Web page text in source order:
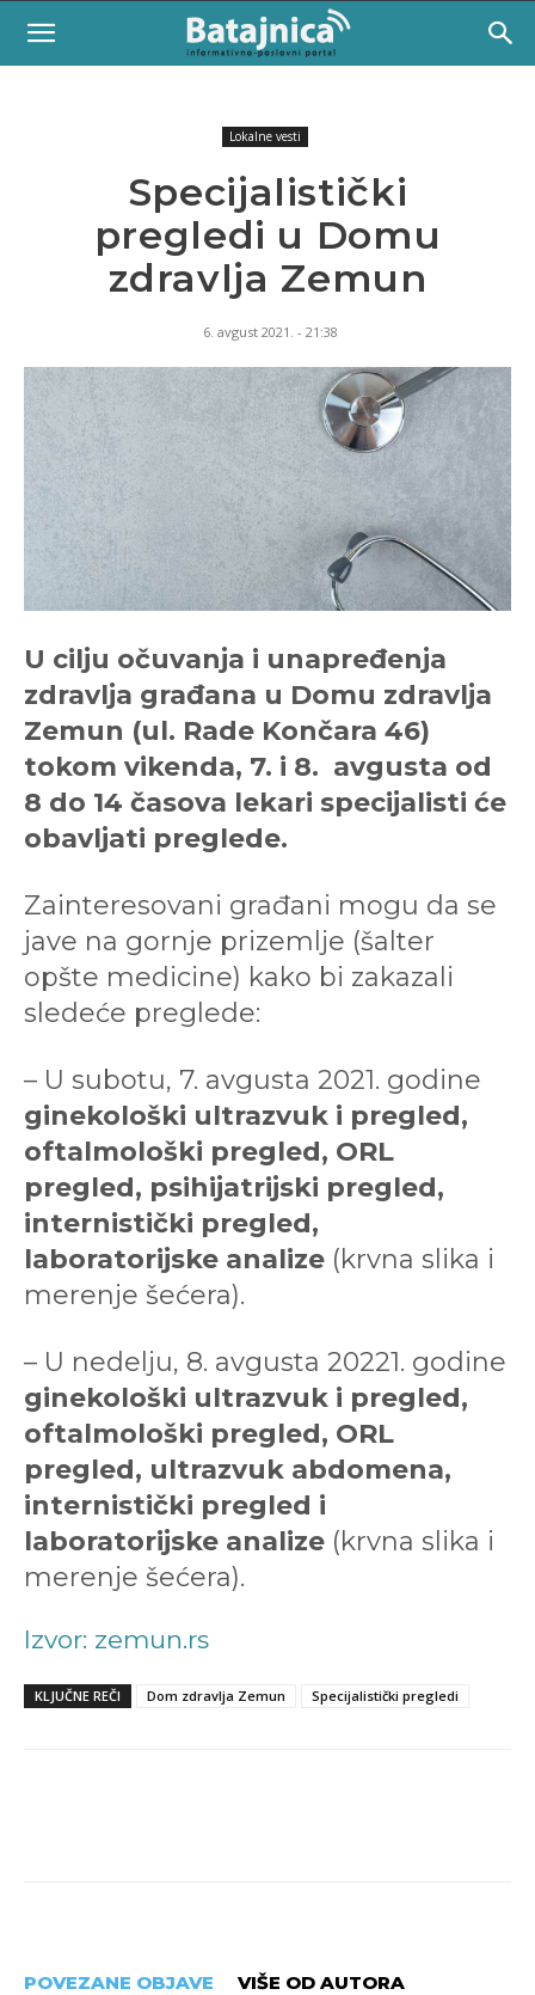
Lokalne vesti
Specijalistički
pregledi u Domu
zdravlja Zemun
6. avgust 2021. - 21:38
U cilju očuvanja i unapređenja
zdravlja građana u Domu zdravlja
Zemun (ul. Rade Končara 46)
tokom vikenda, 7. i 8. avgusta od
8 do 14 časova lekari specijalisti će
obavljati preglede.
Zainteresovani građani mogu da se
jave na gornje prizemlje (šalter
opšte medicine) kako bi zakazali
sledeće preglede:
– U subotu, 7. avgusta 2021. godine
ginekološki ultrazvuk i pregled,
oftalmološki pregled, ORL
pregled, psihijatrijski pregled,
internistički pregled,
laboratorijske analize (krvna slika i
merenje šećera).
– U nedelju, 8. avgusta 20221. godine
ginekološki ultrazvuk i pregled,
oftalmološki pregled, ORL
pregled, ultrazvuk abdomena,
internistički pregled i
laboratorijske analize (krvna slika i
merenje šećera).
Izvor: zemun.rs
KLJUČNE REČI Dom zdravlja Zemun Specijalistički pregledi
POVEZANE OBJAVE VIŠE OD AUTORA